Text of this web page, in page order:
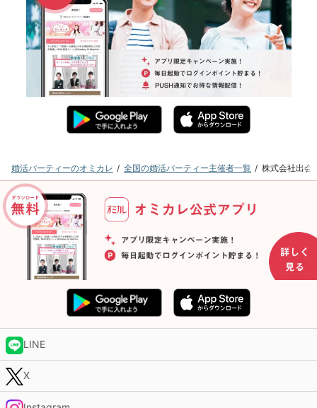
婚活パーティーのオミカレ 全国の婚活パーティー主催者一覧 株式会社出会
LINE
X